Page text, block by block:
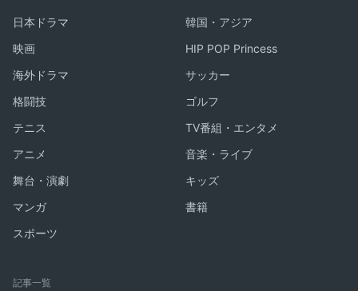
日本ドラマ
韓国・アジア
映画
HIP POP Princess
海外ドラマ
サッカー
格闘技
ゴルフ
テニス
TV番組・エンタメ
アニメ
音楽・ライブ
舞台・演劇
キッズ
マンガ
書籍
スポーツ
記事一覧